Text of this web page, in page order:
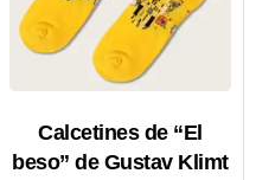
Calcetines de “El
beso” de Gustav Klimt